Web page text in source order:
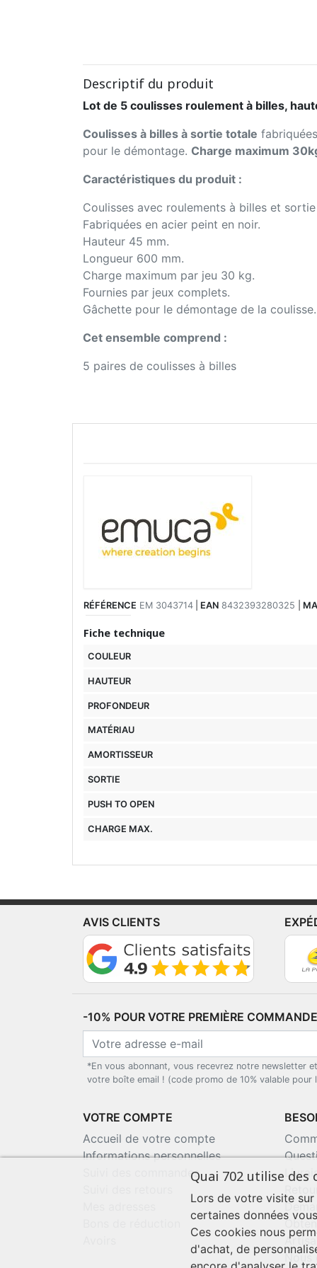
Descriptif du produit
Lot de 5 coulisses roulement à billes,
Coulisses à billes à sortie totale
pour le démontage. Charge maximum
Caractéristiques du produit :
Coulisses avec roulements à billes et
Fabriquées en acier peint en noir.
Hauteur 45 mm.
Longueur 600 mm.
Charge maximum par jeu 30 kg.
Fournies par jeux complets.
Gâchette pour le démontage de la coulisse.
Cet ensemble comprend :
5 paires de coulisses à billes
RÉFÉRENCE EM 3043714 EAN 8432393280325
Fiche technique
COULEUR
HAUTEUR
PROFONDEUR
MATÉRIAU
AMORTISSEUR
SORTIE
PUSH TO OPEN
CHARGE MAX.
AVIS CLIENTS
-10% POUR VOTRE PREMIÈRE
*En vous abonnant, vous recevrez notre newsletter
votre boîte email ! (code promo de 10% valable pour
VOTRE COMPTE
Accueil de votre compte
Informations personnelles
Suivi des commandes
Nous
Quai 702 utilise des
Lors de votre visite
certaines données
Ces cookies nous
d'achat, de